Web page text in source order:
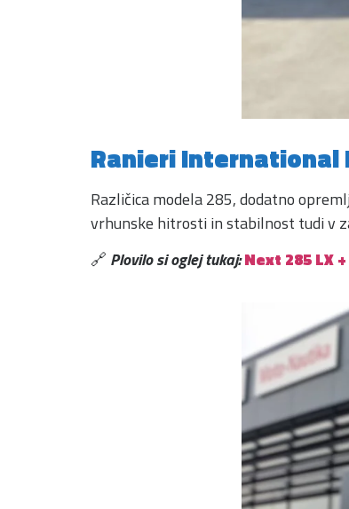
Ranieri International
Različica modela 285, dodatno
vrhunske hitrosti in stabilnost tudi v
🔗 Plovilo si oglej tukaj:Next 285 LX